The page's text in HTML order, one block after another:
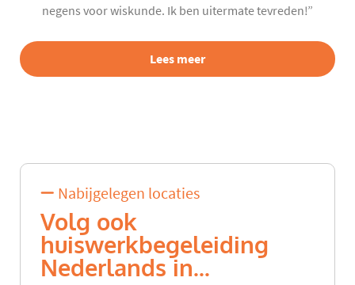
negens voor wiskunde. Ik ben uitermate tevreden!”
Lees meer
Nabijgelegen locaties
Volg ook
huiswerkbegeleiding
Nederlands in...